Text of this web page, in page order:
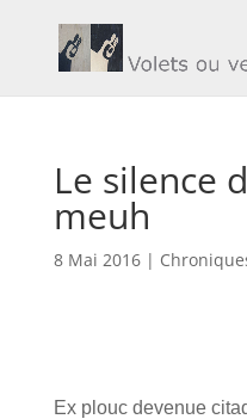
Le silence
meuh
8 Mai 2016|
Ex plouc devenue